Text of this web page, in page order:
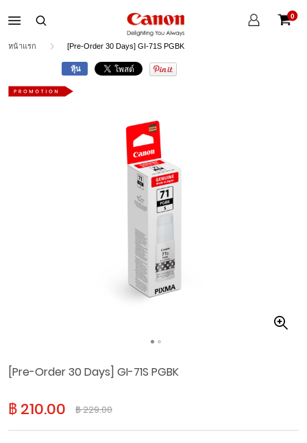
บัญชี
ของ
0
หน้าแรก [Pre-Order 30 Days] GI-71S PGBK
หุ้น
[Pre-Order 30 Days] GI-71S PGBK
฿ 210.00 ฿ 229.00
Skip
beginning